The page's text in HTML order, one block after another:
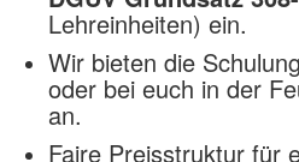
Lehreinheiten) ein.
Wir bieten die
oder bei euch in der
an.
Faire Preisstruktur für